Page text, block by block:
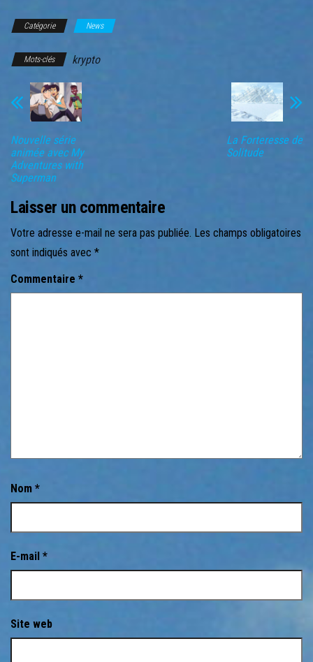
Catégorie News
Mots-clés krypto
Nouvelle série
animée avec My
Adventures with
Superman
La Forteresse de
Solitude
Laisser un commentaire
Votre adresse e-mail ne sera pas publiée. Les champs obligatoires
sont indiqués avec *
Commentaire *
Nom *
E-mail *
Site web